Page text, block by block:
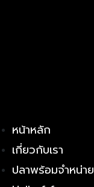
หน้าหลัก
เกี่ยวกับเรา
ปลาพร้อมจำหน่าย